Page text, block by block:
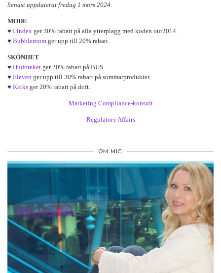
Senast uppdaterat fredag 1 mars 2024.
MODE
♥ Lindex ger 30% rabatt på alla ytterplagg med koden out2014.
♥ Bubbleroom ger upp till 20% rabatt.
SKÖNHET
♥ Hudoteket ger 20% rabatt på BUS.
♥ Eleven ger upp till 30% rabatt på sommarprodukter.
♥ Kicks ger 20% rabatt på doft.
Marketing Compliance-konsult
Regulatory Affairs
OM MIG